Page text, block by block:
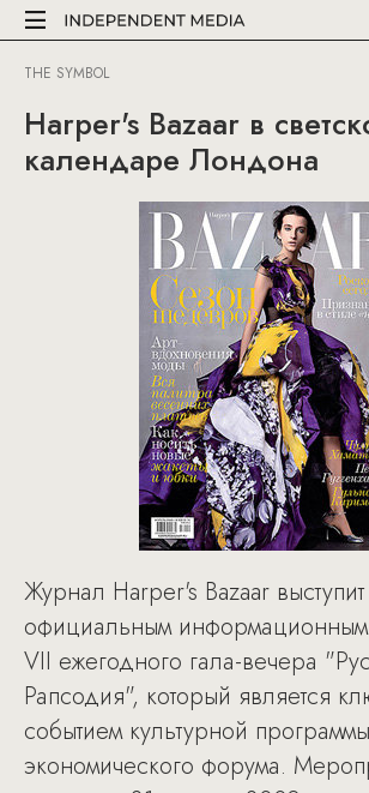
THE SYMBOL
Harper's Bazaar в
календаре Лондона
Журнал Harper's Bazaar выступит
официальным
VII ежегодного гала-вечера
Рапсодия", который является
событием культурной
экономического форума.